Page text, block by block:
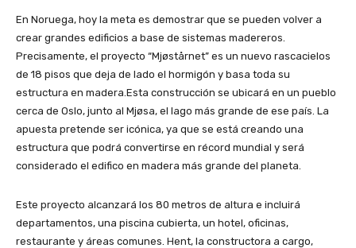
En Noruega, hoy la meta es demostrar que se pueden volver a
crear grandes edificios a base de sistemas madereros.
Precisamente, el proyecto “Mjøstårnet” es un nuevo rascacielos
de 18 pisos que deja de lado el hormigón y basa toda su
estructura en madera.Esta construcción se ubicará en un pueblo
cerca de Oslo, junto al Mjøsa, el lago más grande de ese país. La
apuesta pretende ser icónica, ya que se está creando una
estructura que podrá convertirse en récord mundial y será
considerado el edifico en madera más grande del planeta.
Este proyecto alcanzará los 80 metros de altura e incluirá
departamentos, una piscina cubierta, un hotel, oficinas,
restaurante y áreas comunes. Hent, la constructora a cargo,